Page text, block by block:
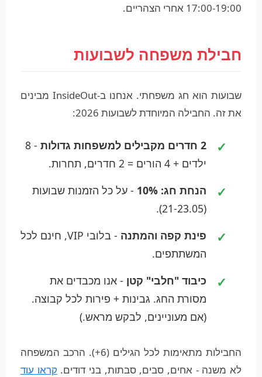
17:00-19:00 אחרי הצהריים.
חבילת משפחה לשבועות
שבועות הוא חג משפחתי. אנחנו ב-InsideOut מבינים
את זה. החבילה המיוחדת לשבועות 2026:
2 חדרים מקבילים למשפחות גדולות
- 8
ילדים + 4 הורים = 2 חדרים, תחרות.
הנחת חג: 10%
- על כל הזמנות שבועות
(21-23.05).
פינת קפה והמתנה
- בלובי VIP, חינם לכל
המשתתפים.
כיבוד "חלבי" קטן - אנו מכבדים את
מסורת החג. גבינות + פירות לכל קבוצה.
(אם מעוניינים, לבקש מראש.)
החבילות מתאימות לכל הגילים (6+). הרכב המשפחה
לא משנה - אחים, סבים, סבתות, בני דודים. קראו עוד